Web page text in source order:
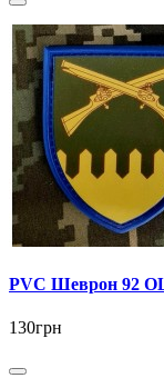
PVC Шеврон 92
130грн